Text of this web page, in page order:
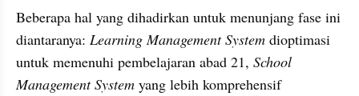
Beberapa hal yang dihadirkan untuk menunjang fase ini
diantaranya: Learning Management System dioptimasi
untuk memenuhi pembelajaran abad 21, School
Management System yang lebih komprehensif